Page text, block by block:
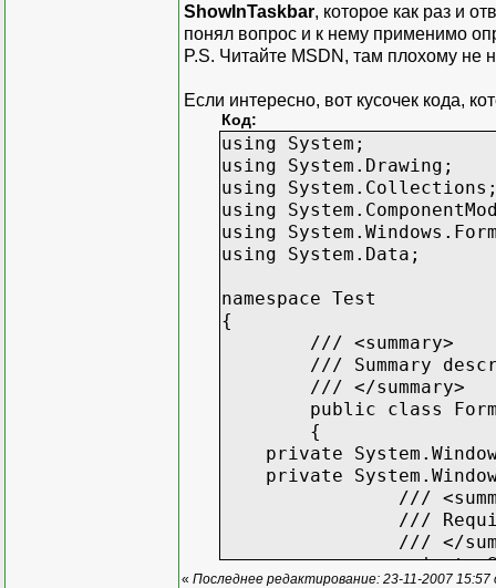
ShowInTaskbar, которое как раз и
понял вопрос и к нему применимо
P.S. Читайте MSDN, там плохому не
Если интересно, вот кусочек кода,
Код:
using System;
using System.Drawing;
using
using
using
using System.Data;
namespace Test
{
/// <summary>
/// Summary
/// </summary>
public class
{
private
private
///
///
/// </
private
« Последнее редактирование: 23-11-2007 15:57